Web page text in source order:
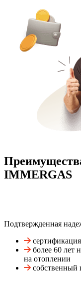
IMMERGAS
Подтвержденная
более 60 лет
на отоплении
собственный